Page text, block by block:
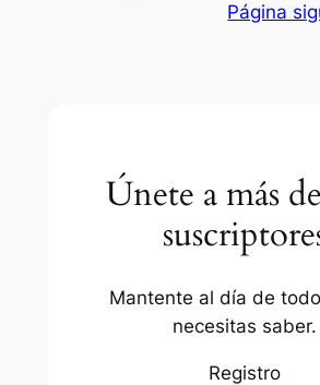
Página
Únete a más
Mantente al día de
necesitas saber.
Registro